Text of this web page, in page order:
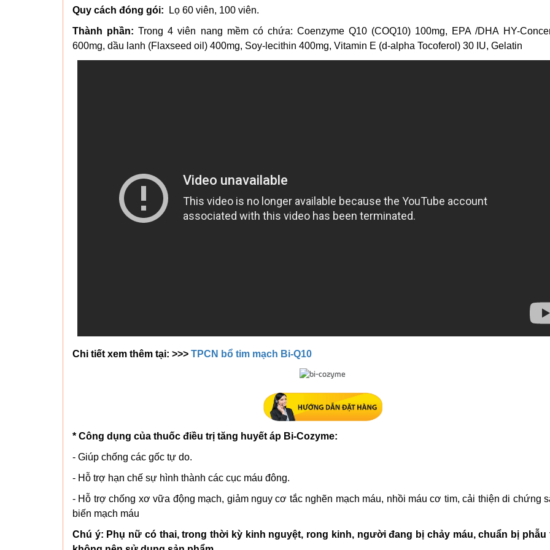
Quy cách đóng gói: Lọ 60 viên, 100 viên.
Thành phần:Trong 4 viên nang mềm có chứa: Coenzyme Q10 (COQ10) 100mg, EPA /DHA HY-
600mg, dầu lanh (Flaxseed oil) 400mg, Soy-lecithin 400mg, Vitamin E (d-alpha Tocoferol) 30 IU, Gelatin
Chi tiết xem thêm tại: >>> TPCN bổ tim mạch Bi-Q10
* Công dụng của thuốc điều trị tăng huyết áp Bi-Cozyme:
- Giúp chống các gốc tự do.
- Hỗ trợ hạn chế sự hình thành các cục máu đông.
- Hỗ trợ chống xơ vữa động mạch, giảm nguy cơ tắc nghẽn mạch máu, nhồi máu cơ tim, cải thiện di chứng
biến mạch máu
Chú ý: Phụ nữ có thai, trong thời kỳ kinh nguyệt, rong kinh, người đang bị chảy máu, chuẩn bị phẫu